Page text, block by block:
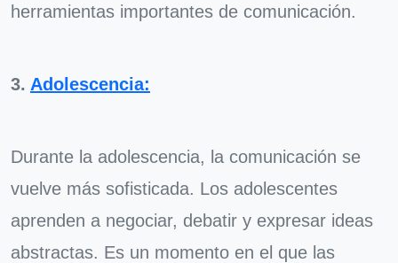
herramientas importantes de comunicación.
3. Adolescencia:
Durante la adolescencia, la comunicación se
vuelve más sofisticada. Los adolescentes
aprenden a negociar, debatir y expresar ideas
abstractas. Es un momento en el que las